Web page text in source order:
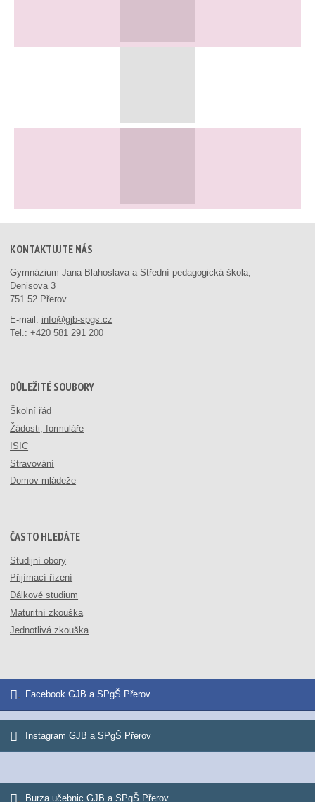
KONTAKTUJTE NÁS
Gymnázium Jana Blahoslava a Střední pedagogická škola,
Denisova 3
751 52 Přerov
E-mail: info@gjb-spgs.cz
Tel.:+420 581 291 200
DŮLEŽITÉ SOUBORY
Školní řád
Žádosti, formuláře
ISIC
Stravování
Domov mládeže
ČASTO HLEDÁTE
Studijní obory
Přijímací řízení
Dálkové studium
Maturitní zkouška
Jednotlivá zkouška
Facebook GJB a SPgŠ Přerov
Instagram GJB a SPgŠ Přerov
Burza učebnic GJB a SPgŠ Přerov